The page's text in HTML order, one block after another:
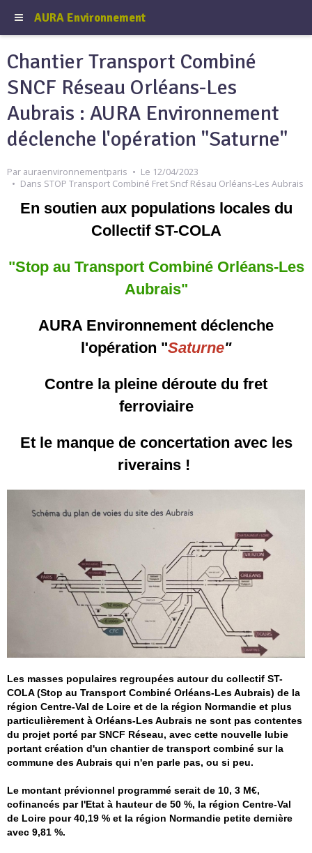
AURA Environnement
Chantier Transport Combiné
SNCF Réseau Orléans-Les
Aubrais : AURA Environnement
déclenche l'opération "Saturne"
Par auraenvironnementparis
Le 12/04/2023
Dans STOP Transport Combiné Fret Sncf Résau Orléans-Les Aubrais
En soutien aux populations locales du
Collectif ST-COLA
"Stop au Transport Combiné Orléans-Les
Aubrais"
AURA Environnement déclenche
l'opération "Saturne"
Contre la pleine déroute du fret
ferroviaire
Et le manque de concertation avec les
riverains !
Les masses populaires regroupées autour du collectif ST-
COLA (Stop au Transport Combiné Orléans-Les Aubrais) de la
région Centre-Val de Loire et de la région Normandie et plus
particulièrement à Orléans-Les Aubrais ne sont pas contentes
du projet porté par SNCF Réseau, avec cette nouvelle lubie
portant création d'un chantier de transport combiné sur la
commune des Aubrais qui n'en parle pas, ou si peu.
Le montant prévionnel programmé serait de 10, 3 M€,
cofinancés par l'Etat à hauteur de 50 %, la région Centre-Val
de Loire pour 40,19 % et la région Normandie petite dernière
avec 9,81 %.